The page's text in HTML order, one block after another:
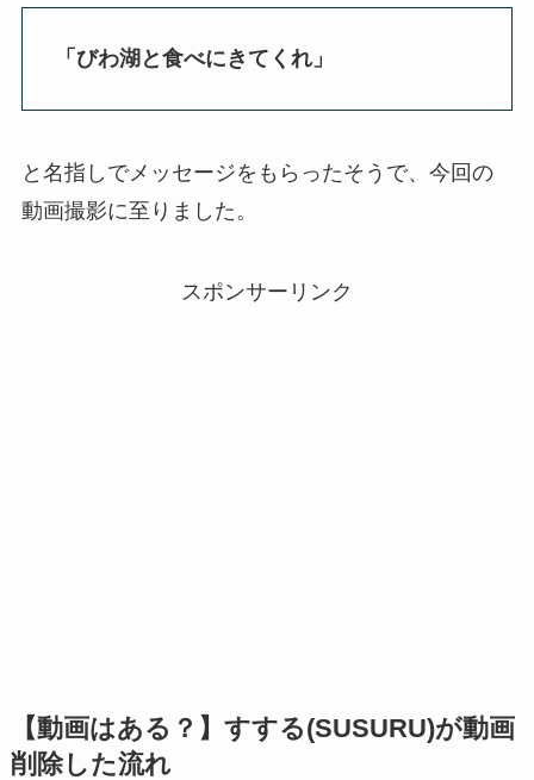
「びわ湖と食べにきてくれ」
と名指しでメッセージをもらったそうで、今回の
動画撮影に至りました。
スポンサーリンク
【動画はある？】すする(SUSURU)が動画
削除した流れ